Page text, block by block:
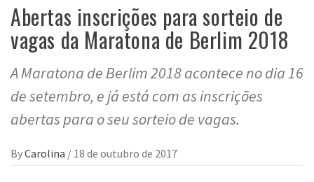
Abertas inscrições para sorteio de
vagas da Maratona de Berlim 2018
A Maratona de Berlim 2018 acontece no dia 16
de setembro, e já está com as inscrições
abertas para o seu sorteio de vagas.
ByCarolina / 18 de outubro de 2017